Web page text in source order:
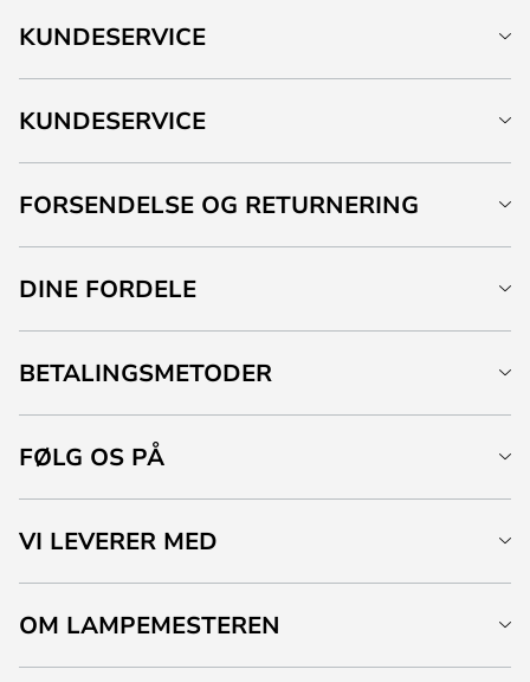
KUNDESERVICE
KUNDESERVICE
FORSENDELSE OG RETURNERING
DINE FORDELE
BETALINGSMETODER
FØLG OS PÅ
VI LEVERER MED
OM LAMPEMESTEREN